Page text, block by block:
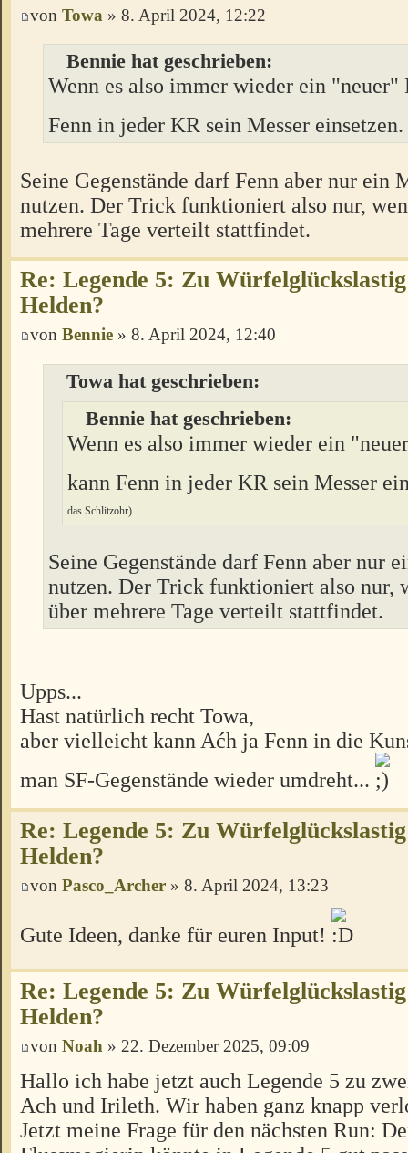
von Towa » 8. April 2024, 12:22
Bennie hat geschrieben:
Wenn es also immer wieder ein
Fenn in jeder KR sein Messer einsetzen.
Seine Gegenstände darf Fenn aber nur ein
nutzen. Der Trick funktioniert also nur,
mehrere Tage verteilt stattfindet.
Re: Legende 5: Zu
Helden?
von Bennie » 8. April 2024, 12:40
Towa hat geschrieben:
Bennie hat geschrieben:
Wenn es also immer wieder ein
kann Fenn in jeder KR sein Messer
das Schlitzohr)
Seine Gegenstände darf Fenn aber nur
nutzen. Der Trick funktioniert also nur,
über mehrere Tage verteilt stattfindet.
Upps...
Hast natürlich recht Towa,
aber vielleicht kann Aćh ja Fenn in die
man SF-Gegenstände wieder umdreht...
Re: Legende 5: Zu
Helden?
von Pasco_Archer » 8. April 2024, 13:23
Gute Ideen, danke für euren Input!
Re: Legende 5: Zu
Helden?
von Noah » 22. Dezember 2025, 09:09
Hallo ich habe jetzt auch Legende 5 zu
Ach und Irileth. Wir haben ganz knapp
Jetzt meine Frage für den nächsten Run: